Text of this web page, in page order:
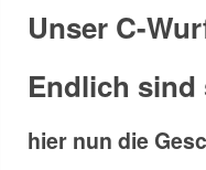
Unser C-
Endlich sind
hier nun die